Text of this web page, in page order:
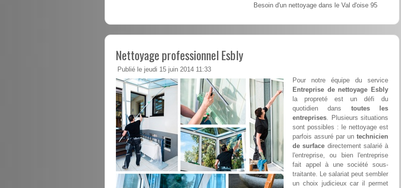
Besoin d'un nettoyage dans le Val d'oise 95
Nettoyage professionnel Esbly
Publié le jeudi 15 juin 2014 11:33
Pour notre équipe du service
Entreprise de nettoyage Esbly
la propreté est un défi du
quotidien dans toutes les
entreprises. Plusieurs situations
sont possibles : le nettoyage est
parfois assuré par un technicien
de surface directement salarié à
l'entreprise, ou bien l'entreprise
fait appel à une société sous-
traitante. Le salariat peut sembler
un choix judicieux car il permet